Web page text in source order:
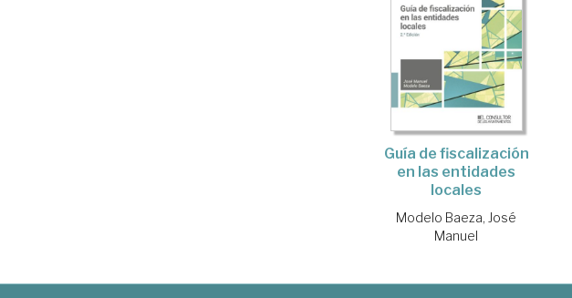
Guía de fiscalización
en las entidades
locales
Modelo Baeza, José
Manuel